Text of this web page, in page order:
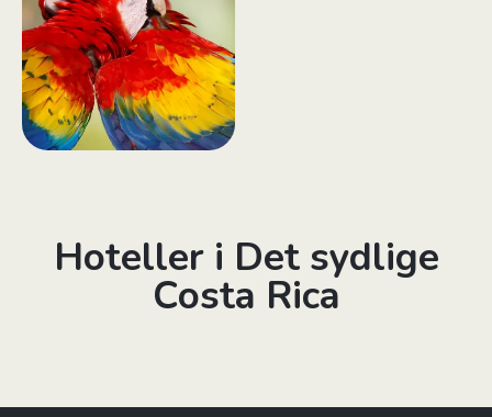
Hoteller i Det sydlige
Costa Rica